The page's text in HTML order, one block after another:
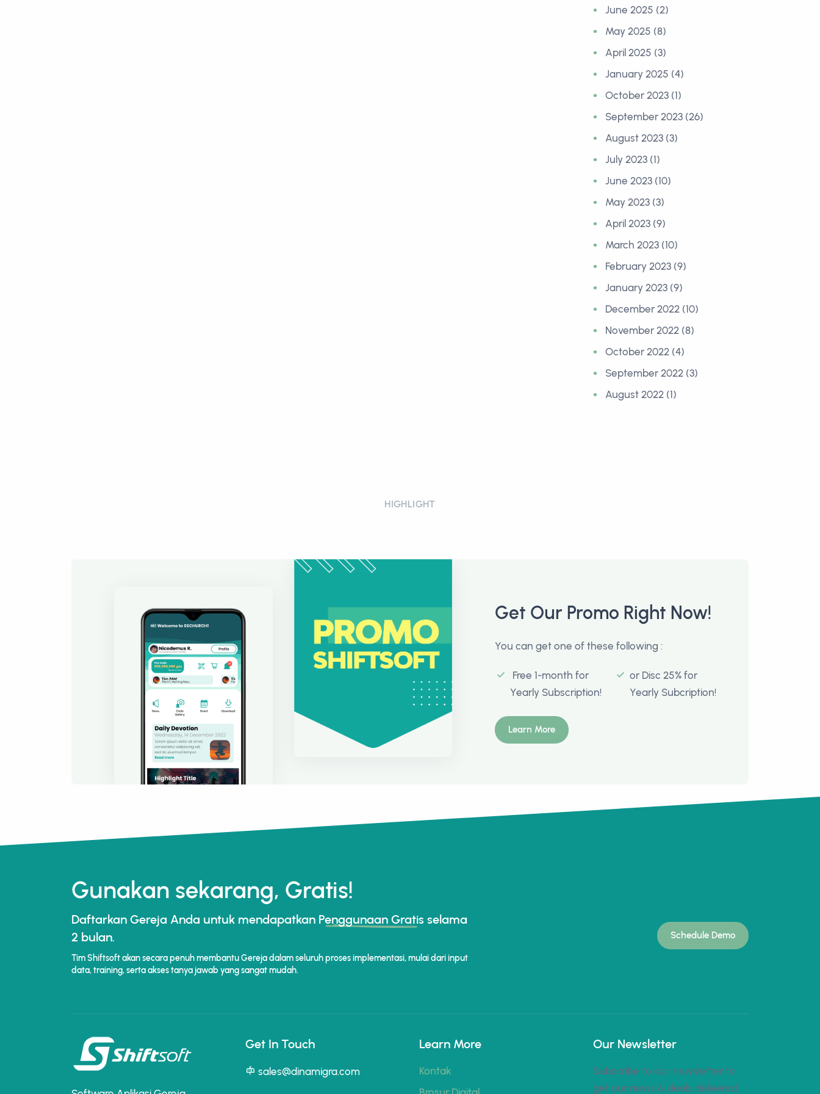
June 2025 (2)
May 2025 (8)
April 2025 (3)
January 2025 (4)
October 2023 (1)
September 2023 (26)
August 2023 (3)
July 2023 (1)
June 2023 (10)
May 2023 (3)
April 2023 (9)
March 2023 (10)
February 2023 (9)
January 2023 (9)
December 2022 (10)
November 2022 (8)
October 2022 (4)
September 2022 (3)
August 2022 (1)
HIGHLIGHT
Get Our Promo Right Now!
You can get one of these following :
Free 1-month for
Yearly Subscription!
or Disc 25% for
Yearly Subcription!
Learn More
Gunakan sekarang, Gratis!
Daftarkan Gereja Anda untuk mendapatkan Penggunaan Gratis selama
2 bulan.
Tim Shiftsoft akan secara penuh membantu Gereja dalam seluruh proses implementasi, mulai dari input
data, training, serta akses tanya jawab yang sangat mudah.
Schedule Demo
Get In Touch
sales@dinamigra.com
Learn More
Kontak
Our Newsletter
Subscribe to our newsletter to
get our news & deals delivered